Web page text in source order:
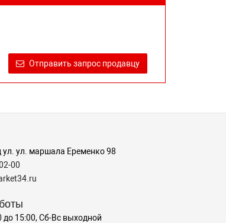
Отправить запрос продавцу
ул. ул. маршала Еременко 98
00
до 15:00, Сб-Вс выходной